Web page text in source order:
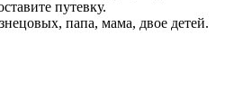
путевку.
папа, мама, двое детей.